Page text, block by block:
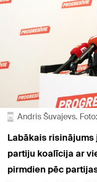
Andris Šuvajevs.
Labākais
partiju koalīcija ar
pirmdien pēc